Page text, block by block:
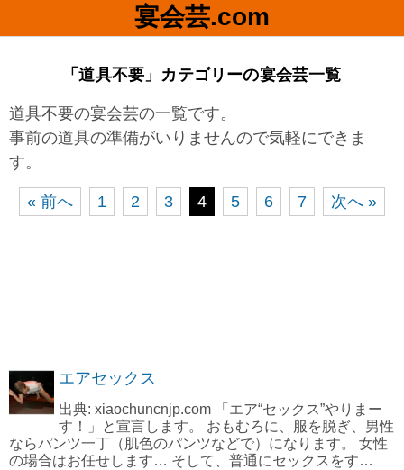
宴会芸.com
「道具不要」カテゴリーの宴会芸一覧
道具不要の宴会芸の一覧です。
事前の道具の準備がいりませんので気軽にできま
す。
« 前へ 1 2 3 4 5 6 7 次へ »
エアセックス
出典: xiaochuncnjp.com 「エア“セックス”やりまー
す！」と宣言します。 おもむろに、服を脱ぎ、男性
ならパンツ一丁（肌色のパンツなどで）になります。 女性
の場合はお任せします… そして、普通にセックスをす…